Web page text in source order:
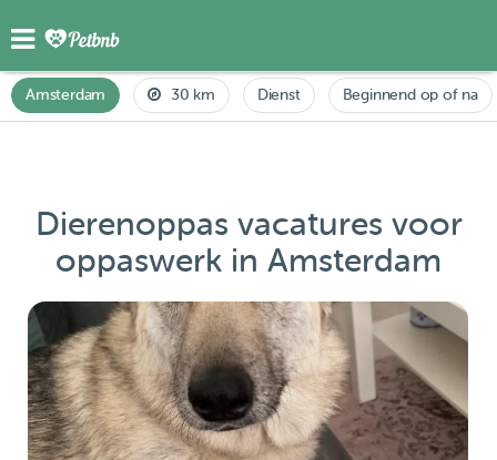
Amsterdam 30 km Dienst Beginnend op of na
Dierenoppas vacatures voor
oppaswerk in Amsterdam